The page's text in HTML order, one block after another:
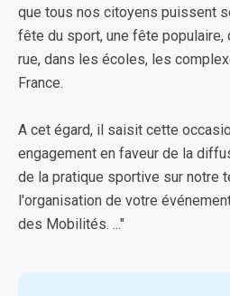
que tous nos citoyens puissent
fête du sport, une fête
rue, dans les écoles, les
France.
A cet égard, il saisit cette
engagement en faveur de la
de la pratique sportive sur notre
l'organisation de votre
des Mobilités. ..."